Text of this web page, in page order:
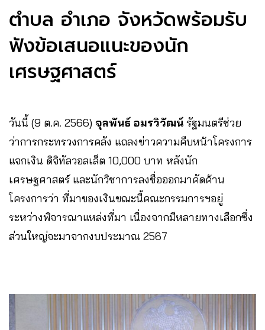
ตำบล อำเภอ จังหวัดพร้อมรับ
ฟังข้อเสนอแนะของนัก
เศรษฐศาสตร์
วันนี้ (9 ต.ค. 2566) จุลพันธ์ อมรวิวัฒน์ รัฐมนตรีช่วย
ว่าการกระทรวงการคลัง แถลงข่าวความคืบหน้าโครงการ
แจกเงิน ดิจิทัลวอลเล็ต 10,000 บาท หลังนัก
เศรษฐศาสตร์ และนักวิชาการลงชื่อออกมาคัดค้าน
โครงการว่า ที่มาของเงินขณะนี้คณะกรรมการฯอยู่
ระหว่างพิจารณาแหล่งที่มา เนื่องจากมีหลายทางเลือกซึ่ง
ส่วนใหญ่จะมาจากงบประมาณ 2567